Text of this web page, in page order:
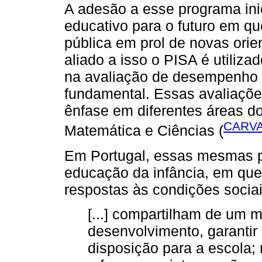
A adesão a esse programa
educativo para o futuro em
pública em prol de novas
aliado a isso o PISA é
na avaliação de
fundamental. Essas
ênfase em diferentes áreas
Matemática e Ciências (
Em Portugal, essas mesmas
educação da infância, em
respostas às condições
[...] compartilham de um
desenvolvimento,
disposição para a